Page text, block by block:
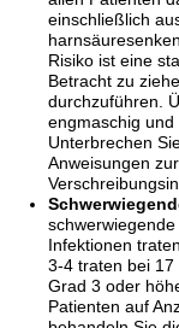
einschließlich
Risiko ist eine
Betracht zu
durchzuführen.
engmaschig und
Unterbrechen
Anweisungen
Infektionen
3-4 traten bei 17
Grad 3 oder
Patienten auf